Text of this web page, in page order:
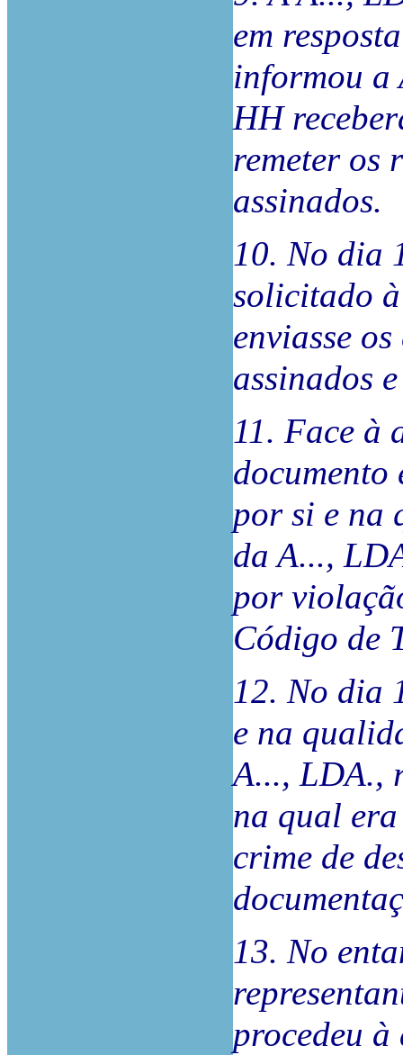
em
informou a
HH
remeter os
assinados.
10. No dia
solicitado
enviasse
assinados
11. Face à
documento
por si e na
da A...,
por
Código de
12. No dia
e na
A..., LDA.,
na qual
crime de
13. No
procedeu à